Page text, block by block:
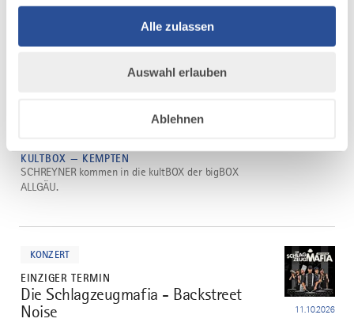
Alle zulassen
Auswahl erlauben
Ablehnen
SCHREYNER - Monsters of Rock -
KULTBOX — KEMPTEN
SCHREYNER kommen in die kultBOX der bigBOX
ALLGÄU.
KONZERT
EINZIGER TERMIN
2
Die Schlagzeugmafia - Backstreet
Noise
11.10.2026